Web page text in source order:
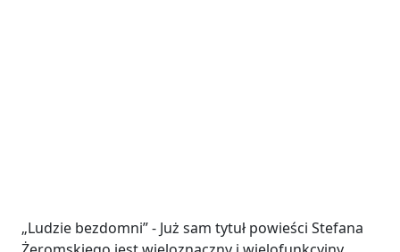
„Ludzie bezdomni” - Już sam tytuł powieści Stefana